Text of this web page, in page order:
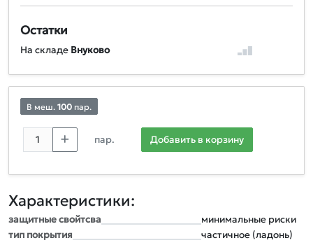
Остатки
На складе Внуково
В меш. 100 пар.
пар. Добавить в корзину
Характеристики:
защитные свойтсва
минимальные риски
тип покрытия
частичное (ладонь)